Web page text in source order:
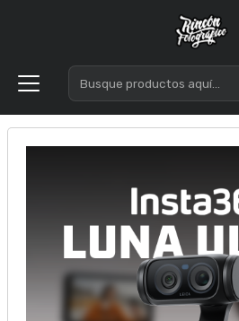
Inicio Almacenamiento
SD (SDHC-